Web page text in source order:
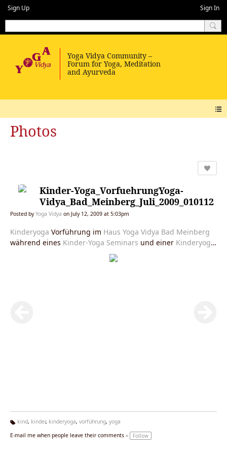
Sign Up Sign In
Photos
Kinder-Yoga_VorfuehrungYoga-
Vidya_Bad_Meinberg_Juli_2009_010112
Posted byYoga Vidya on July 12, 2009 at 5:03pm
Kinderyoga Vorführung im Haus Yoga Vidya Bad Meinberg
während eines Kinder-Yoga Seminars und einer Kinderyoga
g
kind, kinder, kinderyoga, vorführung, yoga
E-mail me when people leave their comments –
Follow